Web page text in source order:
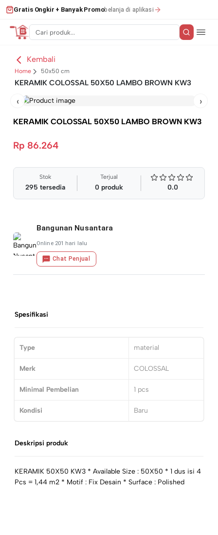
Gratis Ongkir + Banyak Promobelanja di aplikasi
Kembali
Home 50x50 cm
KERAMIK COLOSSAL 50X50 LAMBO BROWN KW3
‹ ›
KERAMIK COLOSSAL 50X50 LAMBO BROWN KW3
Rp 86.264
Stok
295 tersedia
Terjual
0 produk 0.0
Bangunan Nusantara
Online 201 hari lalu
Chat Penjual
Spesifikasi
Type material
Merk COLOSSAL
Minimal Pembelian 1 pcs
Kondisi Baru
Deskripsi produk
KERAMIK 50X50 KW3 * Available Size : 50X50 * 1 dus isi 4
Pcs = 1,44 m2 * Motif : Fix Desain * Surface : Polished